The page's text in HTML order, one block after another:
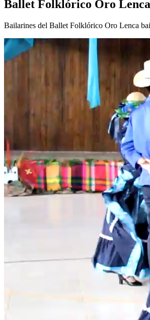
Ballet Folklórico Oro Lenca
Bailarines del Ballet Folklórico Oro Lenca